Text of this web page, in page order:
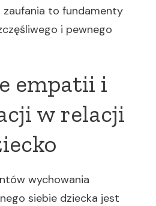
zaufania to fundamenty
i pewnego
empatii i
w relacji
wychowania
siebie dziecka jest